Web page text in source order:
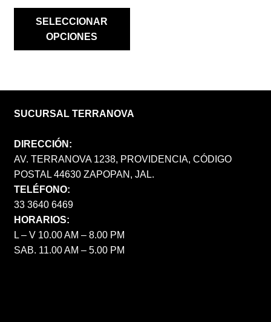
SELECCIONAR
OPCIONES
SUCURSAL TERRANOVA
DIRECCIÓN:
AV. TERRANOVA 1238, PROVIDENCIA, CÓDIGO
POSTAL 44630 ZAPOPAN, JAL.
TELÉFONO:
33 3640 6469
HORARIOS:
L – V 10.00 AM – 8.00 PM
SAB. 11.00 AM – 5.00 PM